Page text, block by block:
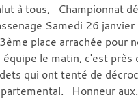
à tous, Championnat
Samedi 26
place arrachée pour
équipe le matin, c'est près
qui ont tenté de
Honneur